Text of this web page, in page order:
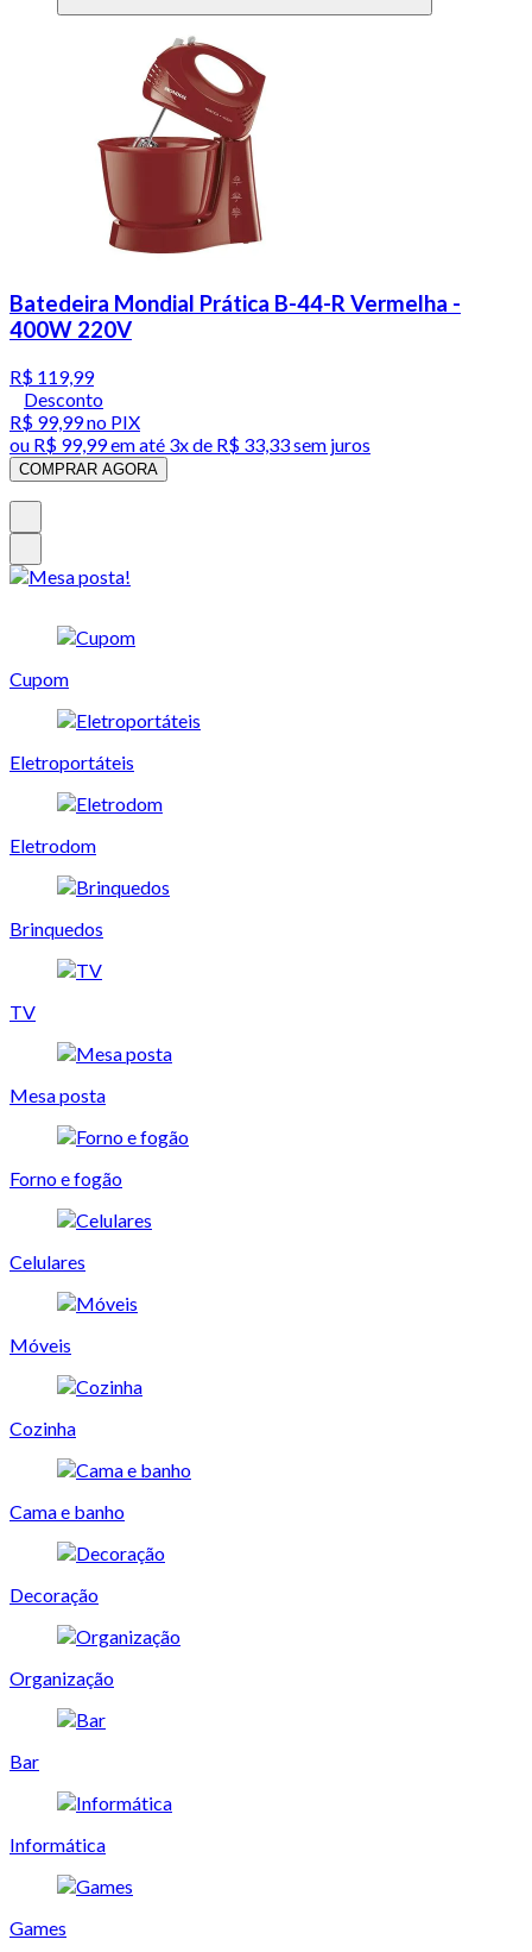
Batedeira Mondial Prática B-44-R Vermelha -
400W 220V
R$ 119,99
Desconto
R$ 99,99no PIX
ou R$ 99,99em até 3x de R$ 33,33 sem juros
COMPRAR AGORA
Cupom
Eletroportáteis
Eletrodom
Brinquedos
TV
Mesa posta
Forno e fogão
Celulares
Móveis
Cozinha
Cama e banho
Decoração
Organização
Bar
Informática
Games